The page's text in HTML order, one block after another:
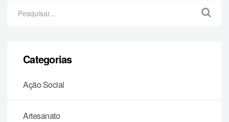
Categorias
Ação Social
Artesanato